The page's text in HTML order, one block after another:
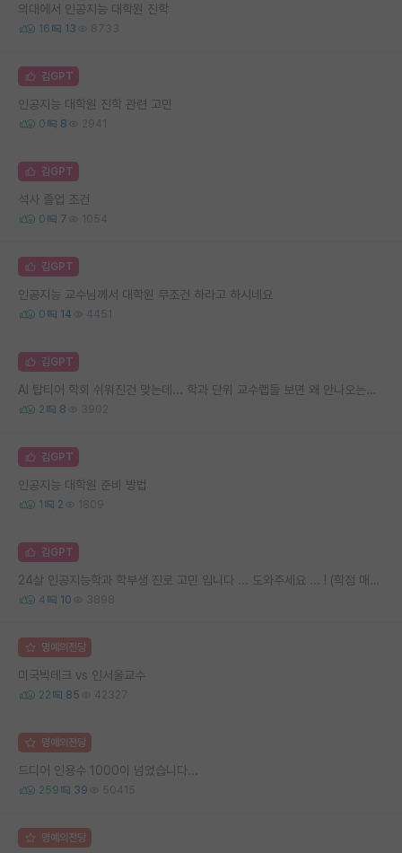
의대에서 인공지능 대학원 진학
16 13 8733
김GPT
인공지능 대학원 진학 관련 고민
0 8 2941
김GPT
석사 졸업 조건
0 7 1054
김GPT
인공지능 교수님께서 대학원 무조건 하라고 하시네요
0 14 4451
김GPT
AI 탑티어 학회 쉬워진건 맞는데... 학과 단위 교수랩들 보면 왜 안나오는지 모르겠음..
2 8 3902
김GPT
인공지능 대학원 준비 방법
1 2 1809
김GPT
24살 인공지능학과 학부생 진로 고민 입니다 ... 도와주세요 ... ! (학점 매우 안 좋음 주의 )
4 10 3898
명예의전당
미국빅테크 vs 인서울교수
22 85 42327
명예의전당
드디어 인용수 1000이 넘었습니다...
259 39 50415
명예의전당